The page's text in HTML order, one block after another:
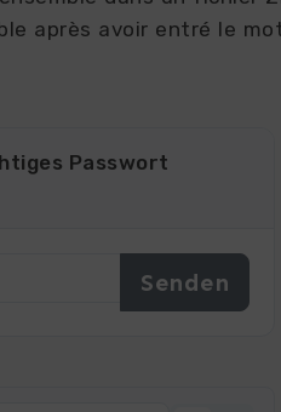
après avoir entré le
Passwort